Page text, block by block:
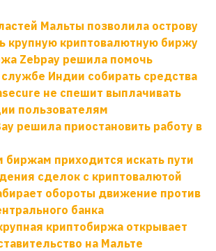
Мальты позволила острову
крупную криптовалютную биржу
Zebpay решила помочь
службе Индии собирать средства
не спешит выплачивать
пользователям
решила приостановить работу в
биржам приходится искать пути
сделок с криптовалютой
обороты движение против
банка
криптобиржа открывает
на Мальте